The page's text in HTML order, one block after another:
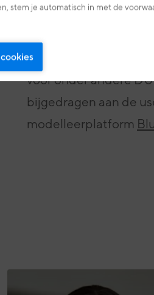
meerdere projecten
partnership
voor onder andere
bijgedragen aan de
modelleerplatform
stem je automatisch in met de